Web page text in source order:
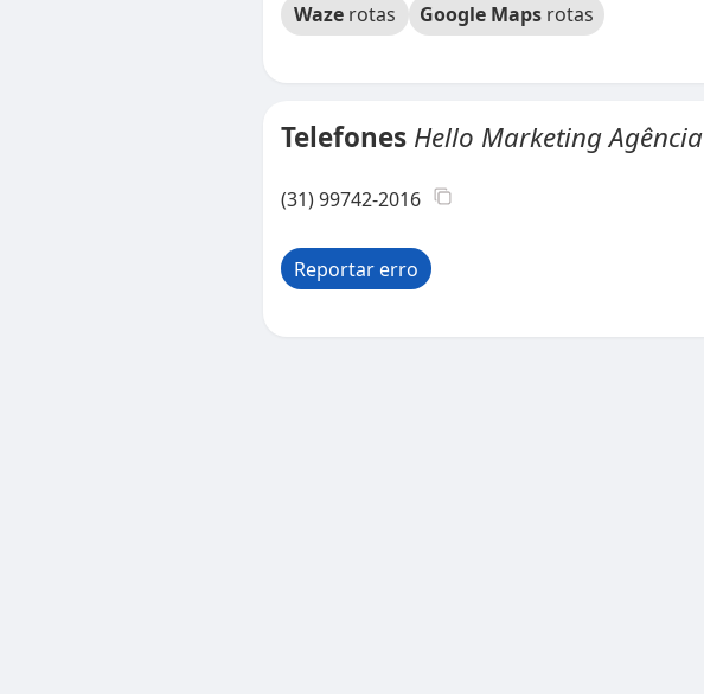
Waze rotas Google Maps rotas
Telefones Hello Marketing Agência
(31) 99742-2016
Reportar erro